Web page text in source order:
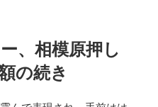
、相模原押し
の続き